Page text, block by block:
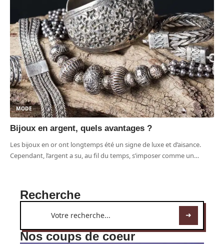
MODE
Bijoux en argent, quels avantages ?
Les bijoux en or ont longtemps été un signe de luxe et d’aisance.
Cependant, l’argent a su, au fil du temps, s’imposer comme un…
Recherche
Nos coups de coeur